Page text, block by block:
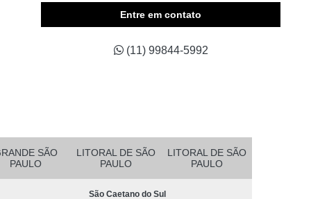
Micropigmentação de Cabelo 3d
Micropigmentação Masculina Cabelo
Barba Fio a Fio Rio Grande da Serra
do Sul
Micropigmentação em Barba Mauá
Entre em contato
(11) 99844-5992
SÃO
PAULO
LITORAL DE SÃO
PAULO
LITORAL DE SÃO
PAULO
São Caetano do Sul